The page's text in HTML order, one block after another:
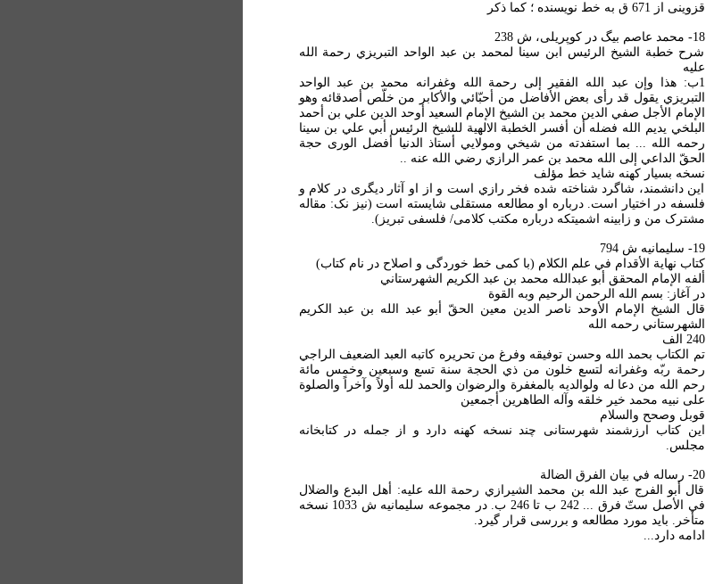
قزوینی از 671 ق به خط نویسنده ؛ کما ذکر
18- محمد عاصم بيگ در کوپريلی، ش 238
شرح خطبة الشيخ الرئيس ابن سينا لمحمد بن عبد الواحد التبريزي رحمة الله
عليه
1ب: هذا وإن عبد الله الفقير إلی رحمة الله وغفرانه محمد بن عبد الواحد
التبريزي يقول قد رأی بعض الأفاضل من أحبّائي والأکابر من خلّص أصدقائه وهو
الإمام الأجل صفي الدين محمد بن الشيخ الإمام السعيد أوحد الدين علي بن أحمد
البلخي يديم الله فضله أن أفسر الخطبة الالهية للشيخ الرئيس أبي علي بن سينا
رحمه الله ... بما استفدته من شيخي ومولايي أستاذ الدنيا أفضل الوری حجة
الحقّ الداعي إلی الله محمد بن عمر الرازي رضي الله عنه ..
نسخه بسيار کهنه شايد خط مؤلف
اين دانشمند، شاگرد شناخته شده فخر رازي است و از او آثار ديگری در کلام و
فلسفه در اختيار است. درباره او مطالعه مستقلی شايسته است (نيز نک: مقاله
مشترک من و زابينه اشميتکه درباره مکتب کلامی/ فلسفی تبريز).
19- سليمانيه ش 794
کتاب نهاية الأقدام في علم الکلام (با کمی خط خوردگی و اصلاح در نام کتاب)
ألفه الإمام المحقق أبو عبدالله محمد بن عبد الکريم الشهرستاني
در آغاز: بسم الله الرحمن الرحيم وبه القوة
قال الشيخ الإمام الأوحد ناصر الدين معين الحقّ أبو عبد الله بن عبد الکريم
الشهرستاني رحمه الله
240 الف
تم الکتاب بحمد الله وحسن توفيقه وفرغ من تحريره کاتبه العبد الضعيف الراجي
رحمة ربّه وغفرانه لتسع خلون من ذي الحجة سنة تسع وسبعين وخمس مائة
رحم الله من دعا له ولوالديه بالمغفرة والرضوان والحمد لله أولاً وآخراً والصلوة
علی نبيه محمد خير خلقه وآله الطاهرين أجمعين
قوبل وصحح والسلام
اين کتاب ارزشمند شهرستانی چند نسخه کهنه دارد و از جمله در کتابخانه
مجلس.
20- رساله في بيان الفرق الضالة
قال أبو الفرج عبد الله بن محمد الشيرازي رحمة الله عليه: أهل البدع والضلال
في الأصل ستّ فرق ... 242 ب تا 246 ب. در مجموعه سليمانيه ش 1033 نسخه
متأخر. بايد مورد مطالعه و بررسی قرار گيرد.
ادامه دارد...